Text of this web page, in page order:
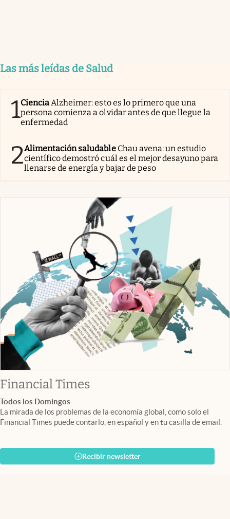
Las más leídas de Salud
1CienciaAlzheimer: esto es lo primero que una
persona comienza a olvidar antes de que llegue la
enfermedad
2Alimentación saludable Chau avena: un estudio
científico demostró cuál es el mejor desayuno para
llenarse de energía y bajar de peso
Financial Timesabre en nueva pestaña
Todos los Domingos
La mirada de los problemas de la economía global, como solo el
Financial Times puede contarlo, en español y en tu casilla de email.
Recibir newsletter